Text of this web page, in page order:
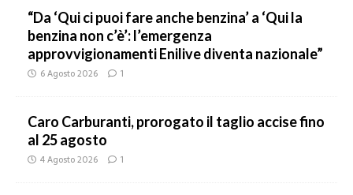
“Da ‘Qui ci puoi fare anche benzina’ a ‘Qui la
benzina non c’è’: l’emergenza
approvvigionamenti Enilive diventa nazionale”
6 Agosto 2026 1
Caro Carburanti, prorogato il taglio accise fino
al 25 agosto
4 Agosto 2026 1